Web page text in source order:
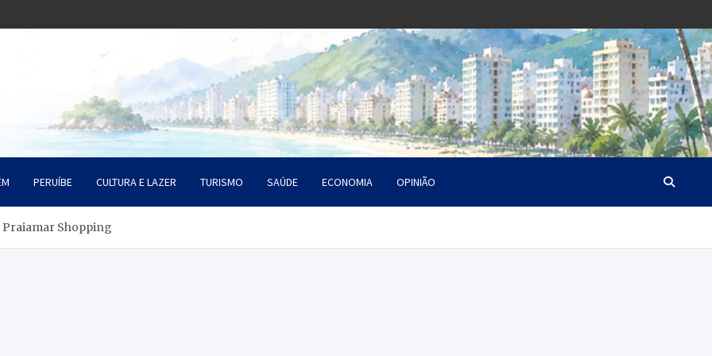
Litoral SP
PERUÍBE CULTURA E LAZER TURISMO SAÚDE ECONOMIA OPINIÃO
Praiamar Shopping